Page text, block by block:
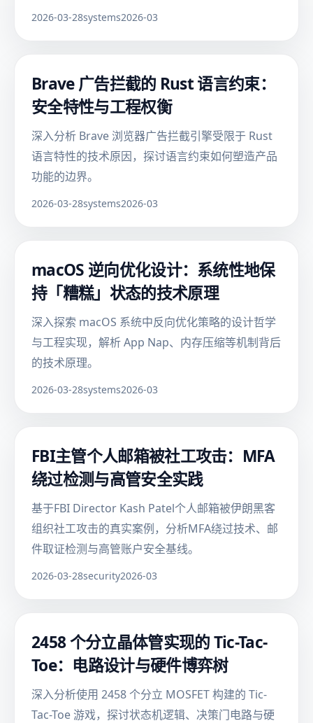
2026-03-28systems2026-03
Brave 广告拦截的 Rust 语言约束：
安全特性与工程权衡
深入分析 Brave 浏览器广告拦截引擎受限于 Rust
语言特性的技术原因，探讨语言约束如何塑造产品
功能的边界。
2026-03-28systems2026-03
macOS 逆向优化设计：系统性地保
持「糟糕」状态的技术原理
深入探索 macOS 系统中反向优化策略的设计哲学
与工程实现，解析 App Nap、内存压缩等机制背后
的技术原理。
2026-03-28systems2026-03
FBI主管个人邮箱被社工攻击：MFA
绕过检测与高管安全实践
基于FBI Director Kash Patel个人邮箱被伊朗黑客
组织社工攻击的真实案例，分析MFA绕过技术、邮
件取证检测与高管账户安全基线。
2026-03-28security2026-03
2458 个分立晶体管实现的 Tic-Tac-
Toe：电路设计与硬件博弈树
深入分析使用 2458 个分立 MOSFET 构建的 Tic-
Tac-Toe 游戏，探讨状态机逻辑、决策门电路与硬